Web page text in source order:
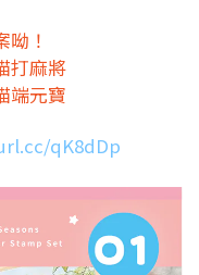
！
打麻將
端元寶
qK8dDp